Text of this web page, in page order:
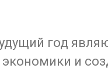
год
экономики и